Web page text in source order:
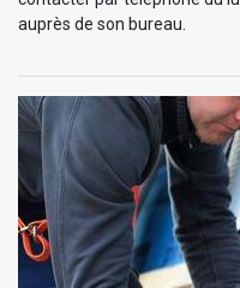
auprès de son bureau.